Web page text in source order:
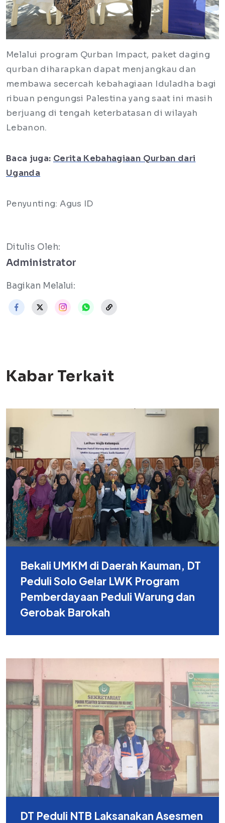
Melalui program Qurban Impact, paket daging
qurban diharapkan dapat menjangkau dan
membawa secercah kebahagiaan Iduladha bagi
ribuan pengungsi Palestina yang saat ini masih
berjuang di tengah keterbatasan di wilayah
Lebanon.
Baca juga: Cerita Kebahagiaan Qurban dari
Uganda
Penyunting: Agus ID
Ditulis Oleh:
Administrator
Bagikan Melalui:
Kabar Terkait
Bekali UMKM di Daerah Kauman, DT
Peduli Solo Gelar LWK Program
Pemberdayaan Peduli Warung dan
Gerobak Barokah
DT Peduli NTB Laksanakan Asesmen